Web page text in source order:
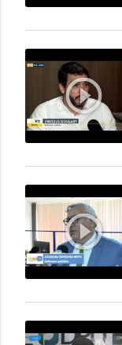
play_circle_outline
play_circle_outline